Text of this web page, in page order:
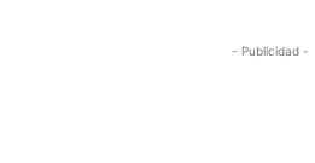
- Publicidad -